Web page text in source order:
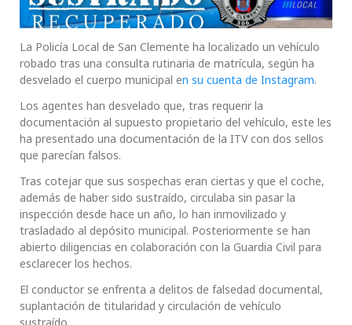
La Policía Local de San Clemente ha localizado un vehículo
robado tras una consulta rutinaria de matrícula, según ha
desvelado el cuerpo municipal en su cuenta de Instagram.
Los agentes han desvelado que, tras requerir la
documentación al supuesto propietario del vehículo, este les
ha presentado una documentación de la ITV con dos sellos
que parecían falsos.
Tras cotejar que sus sospechas eran ciertas y que el coche,
además de haber sido sustraído, circulaba sin pasar la
inspección desde hace un año, lo han inmovilizado y
trasladado al depósito municipal. Posteriormente se han
abierto diligencias en colaboración con la Guardia Civil para
esclarecer los hechos.
El conductor se enfrenta a delitos de falsedad documental,
suplantación de titularidad y circulación de vehículo